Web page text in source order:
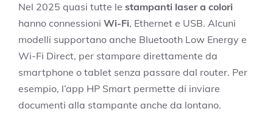
Nel 2025 quasi tutte le stampanti laser a colori
hanno connessioni Wi-Fi, Ethernet e USB. Alcuni
modelli supportano anche Bluetooth Low Energy e
Wi-Fi Direct, per stampare direttamente da
smartphone o tablet senza passare dal router. Per
esempio, l’app HP Smart permette di inviare
documenti alla stampante anche da lontano.